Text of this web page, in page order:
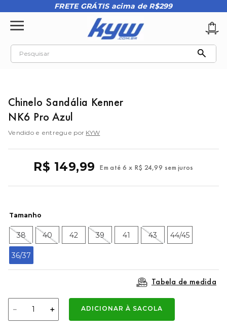
FRETE GRÁTIS acima de R$299
Pesquisar
Chinelo Sandália Kenner
NK6 Pro Azul
Vendido e entregue por KYW
R$ 149,99 Em até 6 x R$ 24,99 sem juros
Tamanho
38 40 42 39 41 43 44/45
36/37
Tabela de medida
＋
－ ADICIONAR À SACOLA
2º oakley
kenner
8º regata
9º mochila oakley
moletom